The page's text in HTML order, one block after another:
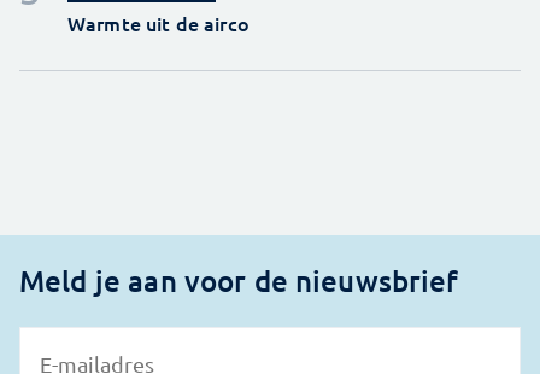
Warmte uit de airco
Meld je aan voor de nieuwsbrief